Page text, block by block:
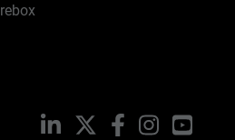
LinkedIn FacebookInstagram